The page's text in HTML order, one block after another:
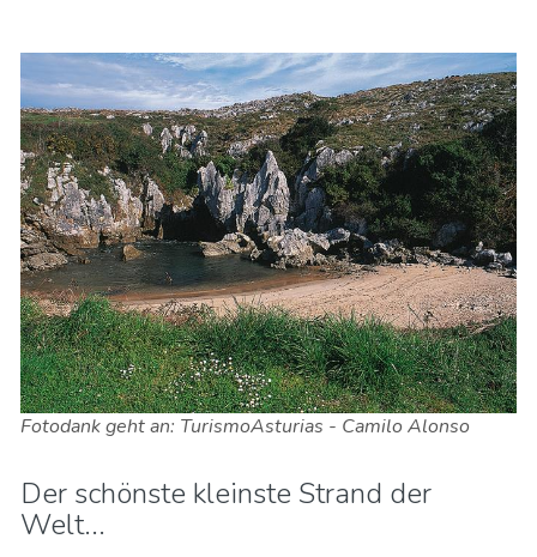
Fotodank geht an: TurismoAsturias - Camilo Alonso
Der schönste kleinste Strand der
Welt...